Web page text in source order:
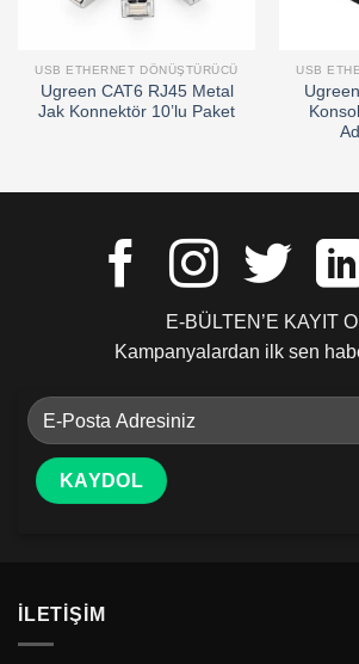
USB ETHERNET DÖNÜŞTÜRÜCÜ
Ugreen CAT6 RJ45 Metal
Jak Konnektör 10’lu Paket
USB
E-BÜLTEN’E KAYIT
Kampanyalardan ilk sen
İLETIŞIM